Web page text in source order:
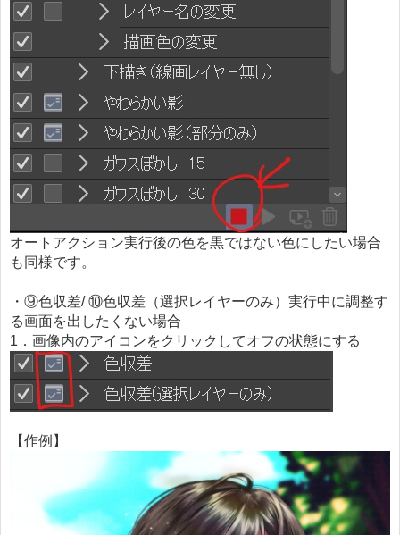
オートアクション実行後の色を黒ではない色にしたい場合
も同様です。
・⑨色収差/ ⑩色収差（選択レイヤーのみ）実行中に調整す
る画面を出したくない場合
1．画像内のアイコンをクリックしてオフの状態にする
【作例】